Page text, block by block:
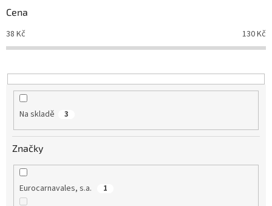
r
o
d
u
t
ů
Cena
38 Kč 130Kč
Na skladě 3
Značky
Eurocarnavales, s.a. 1